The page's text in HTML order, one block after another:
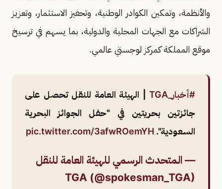
والأنظمة، وتمكين الكوادر الوطنية، وتحفيز الاستثمار، وتعزيز
الشراكات مع الجهات المحلية والدولية، بما يسهم في ترسيخ
موقع المملكة كمركز لوجستي عالمي.
#أخبار_TGA
| الهيئة العامة للنقل تحصل على
جائزتين بحريتين في "حفل الجوائز البحرية
السعودية". pic.twitter.com/3afwROemYH
— المتحدث الرسمي للهيئة العامة للنقل
TGA (@spokesman_TGA)